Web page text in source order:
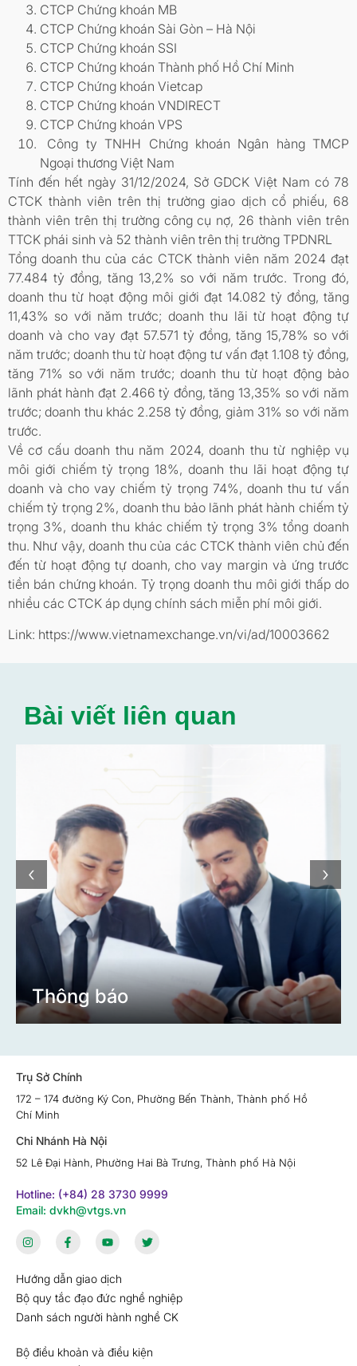
CTCP Chứng khoán MB
CTCP Chứng khoán Sài Gòn – Hà Nội
CTCP Chứng khoán SSI
CTCP Chứng khoán Thành phố Hồ Chí Minh
CTCP Chứng khoán Vietcap
CTCP Chứng khoán VNDIRECT
CTCP Chứng khoán VPS
Công ty TNHH Chứng khoán Ngân hàng TMCP
Ngoại thương Việt Nam
Tính đến hết ngày 31/12/2024, Sở GDCK Việt Nam có 78
CTCK thành viên trên thị trường giao dịch cổ phiếu, 68
thành viên trên thị trường công cụ nợ, 26 thành viên trên
TTCK phái sinh và 52 thành viên trên thị trường TPDNRL
Tổng doanh thu của các CTCK thành viên năm 2024 đạt
77.484 tỷ đồng, tăng 13,2% so với năm trước. Trong đó,
doanh thu từ hoạt động môi giới đạt 14.082 tỷ đồng, tăng
11,43% so với năm trước; doanh thu lãi từ hoạt động tự
doanh và cho vay đạt 57.571 tỷ đồng, tăng 15,78% so với
năm trước; doanh thu từ hoạt động tư vấn đạt 1.108 tỷ đồng,
tăng 71% so với năm trước; doanh thu từ hoạt động bảo
lãnh phát hành đạt 2.466 tỷ đồng, tăng 13,35% so với năm
trước; doanh thu khác 2.258 tỷ đồng, giảm 31% so với năm
trước.
Về cơ cấu doanh thu năm 2024, doanh thu từ nghiệp vụ
môi giới chiếm tỷ trọng 18%, doanh thu lãi hoạt động tự
doanh và cho vay chiếm tỷ trọng 74%, doanh thu tư vấn
chiếm tỷ trọng 2%, doanh thu bảo lãnh phát hành chiếm tỷ
trọng 3%, doanh thu khác chiếm tỷ trọng 3% tổng doanh
thu. Như vậy, doanh thu của các CTCK thành viên chủ đến
đến từ hoạt động tự doanh, cho vay margin và ứng trước
tiền bán chứng khoán. Tỷ trọng doanh thu môi giới thấp do
nhiều các CTCK áp dụng chính sách miễn phí môi giới.
Link: https://www.vietnamexchange.vn/vi/ad/10003662
Bài viết liên quan
Thông báo
‹ ›
Trụ Sở Chính
172 – 174 đường Ký Con, Phường Bến Thành, Thành phố Hồ
Chí Minh
Chi Nhánh Hà Nội
52 Lê Đại Hành, Phường Hai Bà Trưng, Thành phố Hà Nội
Hotline: (+84) 28 3730 9999
Email: dvkh@vtgs.vn
Hướng dẫn giao dịch
Bộ quy tắc đạo đức nghề nghiệp
Danh sách người hành nghề CK
Bộ điều khoản và điều kiện